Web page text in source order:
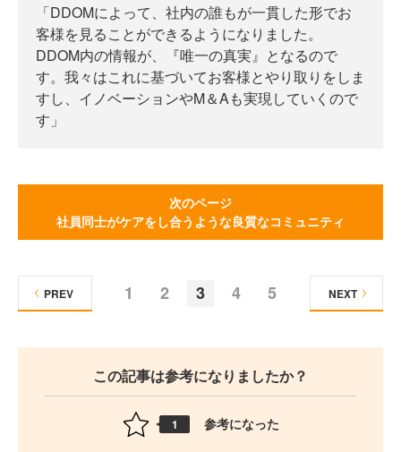
「DDOMによって、社内の誰もが一貫した形でお
客様を見ることができるようになりました。
DDOM内の情報が、『唯一の真実』となるので
す。我々はこれに基づいてお客様とやり取りをしま
すし、イノベーションやM＆Aも実現していくので
す」
次のページ
社員同士がケアをし合うような良質なコミュニティ
1 2 3 4 5
PREV NEXT
この記事は参考になりましたか？
1 参考になった